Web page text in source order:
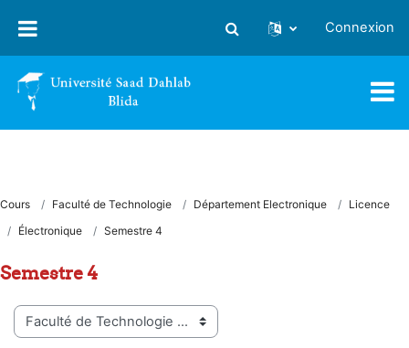
Activer/désactiver la saisie
Connexion
Cours Faculté de Technologie Département Electronique
Licence
Électronique
Semestre 4
Semestre 4
Catégories de cours